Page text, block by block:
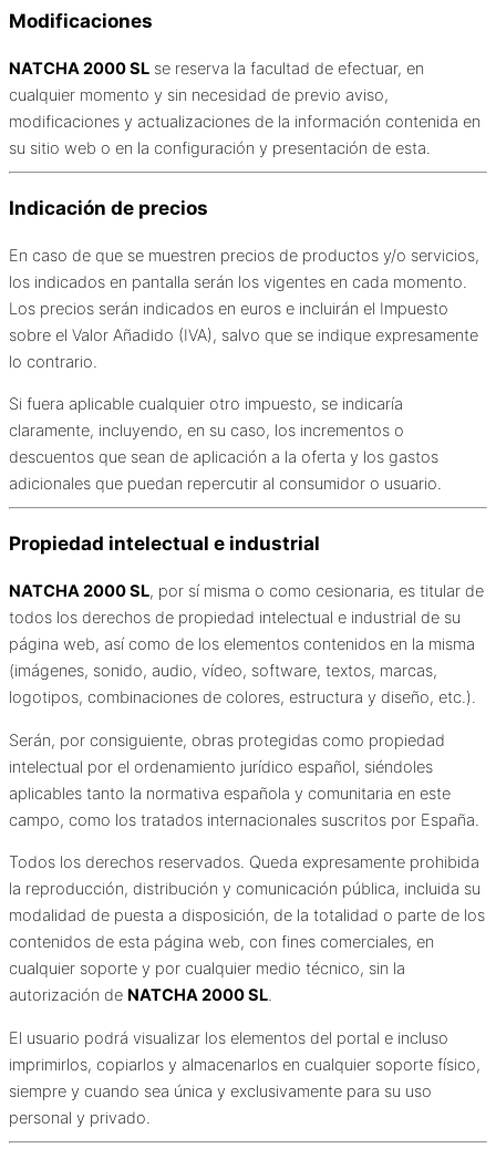
Modificaciones
NATCHA 2000 SL se reserva la facultad de efectuar, en
cualquier momento y sin necesidad de previo aviso,
modificaciones y actualizaciones de la información contenida en
su sitio web o en la configuración y presentación de esta.
Indicación de precios
En caso de que se muestren precios de productos y/o servicios,
los indicados en pantalla serán los vigentes en cada momento.
Los precios serán indicados en euros e incluirán el Impuesto
sobre el Valor Añadido (IVA), salvo que se indique expresamente
lo contrario.
Si fuera aplicable cualquier otro impuesto, se indicaría
claramente, incluyendo, en su caso, los incrementos o
descuentos que sean de aplicación a la oferta y los gastos
adicionales que puedan repercutir al consumidor o usuario.
Propiedad intelectual e industrial
NATCHA 2000 SL, por sí misma o como cesionaria, es titular de
todos los derechos de propiedad intelectual e industrial de su
página web, así como de los elementos contenidos en la misma
(imágenes, sonido, audio, vídeo, software, textos, marcas,
logotipos, combinaciones de colores, estructura y diseño, etc.).
Serán, por consiguiente, obras protegidas como propiedad
intelectual por el ordenamiento jurídico español, siéndoles
aplicables tanto la normativa española y comunitaria en este
campo, como los tratados internacionales suscritos por España.
Todos los derechos reservados. Queda expresamente prohibida
la reproducción, distribución y comunicación pública, incluida su
modalidad de puesta a disposición, de la totalidad o parte de los
contenidos de esta página web, con fines comerciales, en
cualquier soporte y por cualquier medio técnico, sin la
autorización de NATCHA 2000 SL.
El usuario podrá visualizar los elementos del portal e incluso
imprimirlos, copiarlos y almacenarlos en cualquier soporte físico,
siempre y cuando sea única y exclusivamente para su uso
personal y privado.